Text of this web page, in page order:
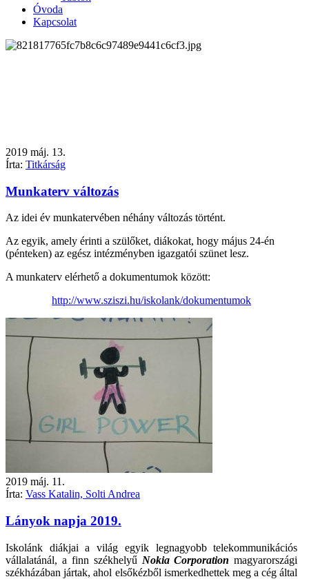
Óvoda
Kapcsolat
2019 máj. 13.
Írta: Titkárság
Munkaterv változás
Az idei év munkatervében néhány változás történt.
Az egyik, amely érinti a szülőket, diákokat, hogy május 24-én
(pénteken) az egész intézményben igazgatói szünet lesz.
A munkaterv elérhető a dokumentumok között:
http://www.sziszi.hu/iskolank/dokumentumok
2019 máj. 11.
Írta: Vass Katalin, Solti Andrea
Lányok napja 2019.
Iskolánk diákjai a világ egyik legnagyobb telekommunikációs
vállalatánál, a finn székhelyű Nokia Corporation magyarországi
székházában jártak, ahol elsőkézből ismerkedhettek meg a cég által